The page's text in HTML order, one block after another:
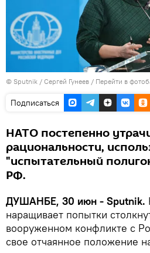
© Sputnik / Сергей Гунеев / Перейти в
Подписаться
НАТО постепенно
рациональности,
"испытательный
РФ.
ДУШАНБЕ, 30 июн - Sputnik.
наращивает попытки
вооруженном конфликте с
свое отчаянное положение